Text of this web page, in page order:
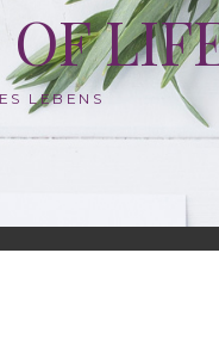
LEBENS